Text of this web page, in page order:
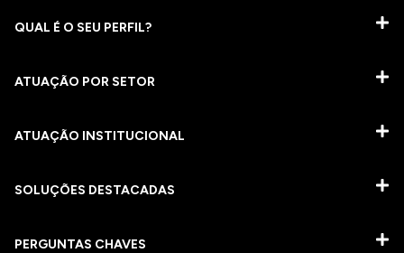
QUAL É O SEU PERFIL?
ATUAÇÃO POR SETOR
ATUAÇÃO INSTITUCIONAL
SOLUÇÕES DESTACADAS
PERGUNTAS CHAVES​